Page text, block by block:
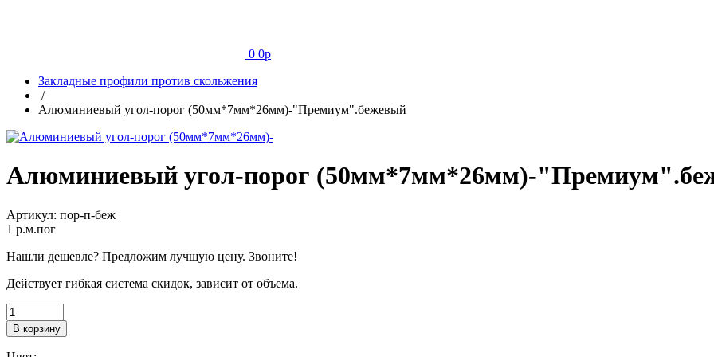
0 0p
Закладные профили против скольжения
/
Алюминиевый угол-порог (50мм*7мм*26мм)-"Премиум".бежевый
Алюминиевый угол-порог (50мм*7мм*26мм)-
Артикул: пор-п-беж
1 p.м.пог
Нашли дешевле? Предложим лучшую цену. Звоните!
Действует гибкая система скидок, зависит от объема.
В корзину